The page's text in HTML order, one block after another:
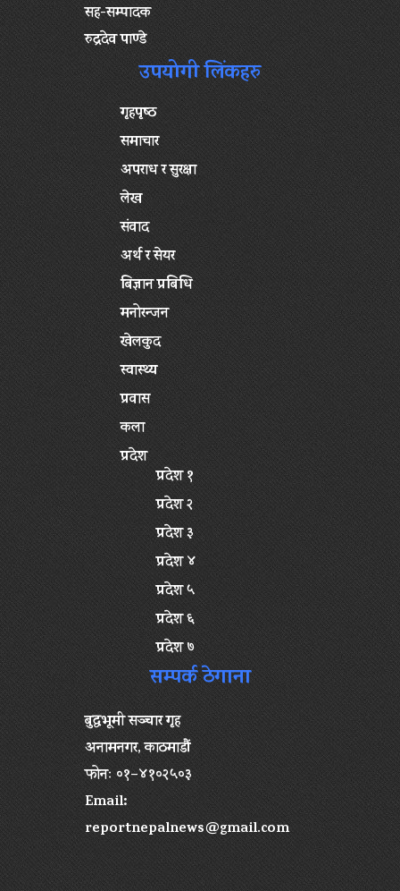
सह-सम्पादक
रुद्रदेव पाण्डे
उपयोगी लिंकहरु
गृहपृष्‍ठ
समाचार
अपराध र सुरक्षा
लेख
संवाद
अर्थ र सेयर
बिज्ञान प्रबिधि
मनोरन्जन
खेलकुद
स्वास्थ्य
प्रवास
कला
प्रदेश
प्रदेश १
प्रदेश २
प्रदेश ३
प्रदेश ४
प्रदेश ५
प्रदेश ६
प्रदेश ७
सम्पर्क ठेगाना
बुद्धभूमी सञ्चार गृह
अनामनगर, काठमाडौं
फोनः ०१–४१०२५०३
Email:
reportnepalnews@gmail.com